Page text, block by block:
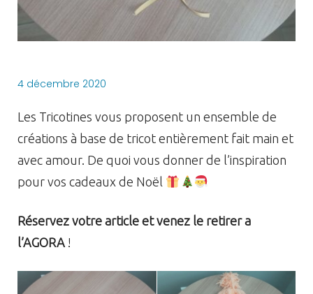
4 décembre 2020
Les Tricotines vous proposent un ensemble de
créations à base de tricot entièrement fait main et
avec amour. De quoi vous donner de l’inspiration
pour vos cadeaux de Noël
Réservez votre article et venez le retirer a
l’AGORA !